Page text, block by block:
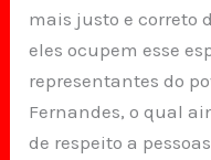
mais justo e correto
eles ocupem esse
representantes do
Fernandes, o qual
de respeito a